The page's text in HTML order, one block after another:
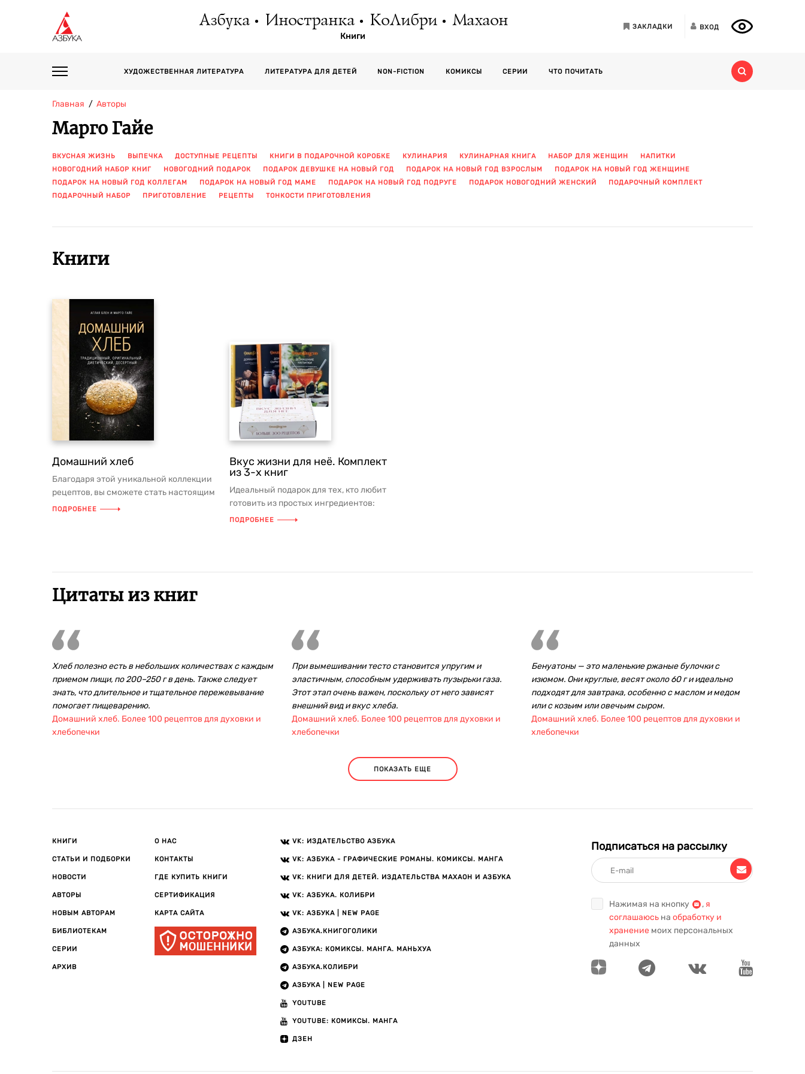
Азбука Иностранка КоЛибри Махаон
Книги
ЗАКЛАДКИ ВХОД
ХУДОЖЕСТВЕННАЯ ЛИТЕРАТУРА ЛИТЕРАТУРА ДЛЯ ДЕТЕЙ NON-FICTION КОМИКСЫ СЕРИИ ЧТО ПОЧИТАТЬ
Главная Авторы
Марго Гайе
ВКУСНАЯ ЖИЗНЬ ВЫПЕЧКА ДОСТУПНЫЕ РЕЦЕПТЫ КНИГИ В ПОДАРОЧНОЙ КОРОБКЕ КУЛИНАРИЯ КУЛИНАРНАЯ КНИГА НАБОР ДЛЯ ЖЕНЩИН
НАПИТКИ
НОВОГОДНИЙ НАБОР КНИГ
НОВОГОДНИЙ ПОДАРОК ПОДАРОК ДЕВУШКЕ НА НОВЫЙ ГОД ПОДАРОК НА НОВЫЙ ГОД ВЗРОСЛЫМ
ПОДАРОК НА НОВЫЙ ГОД ЖЕНЩИНЕ
ПОДАРОК НА НОВЫЙ ГОД КОЛЛЕГАМ
ПОДАРОК НА НОВЫЙ ГОД МАМЕ ПОДАРОК НА НОВЫЙ ГОД ПОДРУГЕ ПОДАРОК НОВОГОДНИЙ ЖЕНСКИЙ
ПОДАРОЧНЫЙ КОМПЛЕКТ
ПОДАРОЧНЫЙ НАБОР
ПРИГОТОВЛЕНИЕ РЕЦЕПТЫ ТОНКОСТИ ПРИГОТОВЛЕНИЯ
Книги
Домашний хлеб
Благодаря этой уникальной коллекции
рецептов, вы сможете стать настоящим
пекарем на собственной кухн...
ПОДРОБНЕЕ
Вкус жизни для неё. Комплект
из 3-х книг
Идеальный подарок для тех, кто любит
готовить из простых ингредиентов:
муки, молочных продуктов и фр...
ПОДРОБНЕЕ
Цитаты из книг
Хлеб полезно есть в небольших количествах c каждым
приемом пищи, по 200–250 г в день. Также следует
знать, что длительное и тщательное пережевывание
помогает пищеварению.
Домашний хлеб. Более 100 рецептов для духовки и
хлебопечки
При вымешивании тесто становится упругим и
эластичным, способным удерживать пузырьки газа.
Этот этап очень важен, поскольку от него зависят
внешний вид и вкус хлеба.
Домашний хлеб. Более 100 рецептов для духовки и
хлебопечки
Бенуатоны — это маленькие ржаные булочки с
изюмом. Они круглые, весят около 60 г и идеально
подходят для завтрака, особенно с маслом и медом
или с козьим или овечьим сыром.
Домашний хлеб. Более 100 рецептов для духовки и
хлебопечки
ПОКАЗАТЬ ЕЩЕ
КНИГИ
СТАТЬИ И ПОДБОРКИ
НОВОСТИ
АВТОРЫ
НОВЫМ АВТОРАМ
БИБЛИОТЕКАМ
СЕРИИ
АРХИВ
О НАС
КОНТАКТЫ
ГДЕ КУПИТЬ КНИГИ
СЕРТИФИКАЦИЯ
КАРТА САЙТА
VK: ИЗДАТЕЛЬСТВО АЗБУКА
VK: АЗБУКА - ГРАФИЧЕСКИЕ РОМАНЫ. КОМИКСЫ. МАНГА
VK: КНИГИ ДЛЯ ДЕТЕЙ. ИЗДАТЕЛЬСТВА МАХАОН И АЗБУКА
VK: АЗБУКА. КОЛИБРИ
VK: АЗБУКА | NEW PAGE
АЗБУКА.КНИГОГОЛИКИ
АЗБУКА: КОМИКСЫ. МАНГА. МАНЬХУА
АЗБУКА.КОЛИБРИ
АЗБУКА | NEW PAGE
YOUTUBE
YOUTUBE: КОМИКСЫ. МАНГА
ДЗЕН
Подписаться на рассылку
Нажимая на кнопку , я
соглашаюсь на обработку и
хранение моих персональных
данных